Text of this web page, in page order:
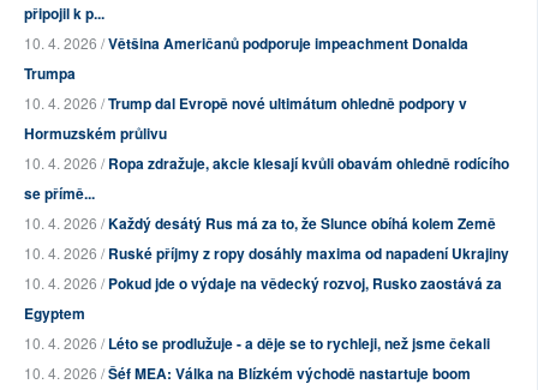
připojil k p...
10. 4. 2026 /Většina Američanů podporuje impeachment Donalda
Trumpa
10. 4. 2026 /Trump dal Evropě nové ultimátum ohledně podpory v
Hormuzském průlivu
10. 4. 2026 /Ropa zdražuje, akcie klesají kvůli obavám ohledně rodícího
se přímě...
10. 4. 2026 /Každý desátý Rus má za to, že Slunce obíhá kolem Země
10. 4. 2026 /Ruské příjmy z ropy dosáhly maxima od napadení Ukrajiny
10. 4. 2026 /Pokud jde o výdaje na vědecký rozvoj, Rusko zaostává za
Egyptem
10. 4. 2026 /Léto se prodlužuje - a děje se to rychleji, než jsme čekali
10. 4. 2026 /Šéf MEA: Válka na Blízkém východě nastartuje boom